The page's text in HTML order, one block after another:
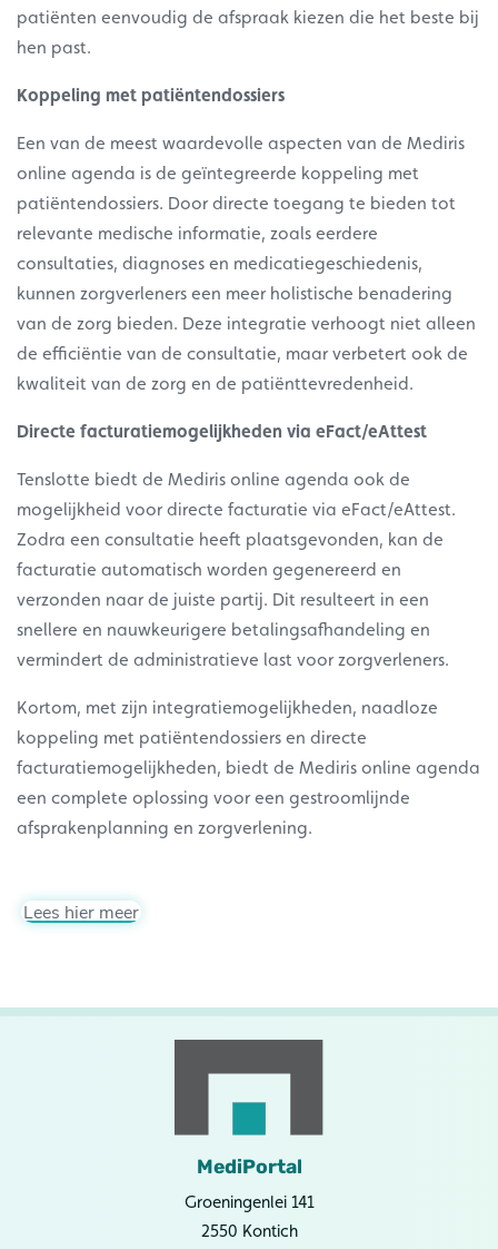
patiënten eenvoudig de afspraak kiezen die het beste bij
hen past.
Koppeling met patiëntendossiers
Een van de meest waardevolle aspecten van de Mediris
online agenda is de geïntegreerde koppeling met
patiëntendossiers. Door directe toegang te bieden tot
relevante medische informatie, zoals eerdere
consultaties, diagnoses en medicatiegeschiedenis,
kunnen zorgverleners een meer holistische benadering
van de zorg bieden. Deze integratie verhoogt niet alleen
de efficiëntie van de consultatie, maar verbetert ook de
kwaliteit van de zorg en de patiënttevredenheid.
Directe facturatiemogelijkheden via eFact/eAttest
Tenslotte biedt de Mediris online agenda ook de
mogelijkheid voor directe facturatie via eFact/eAttest.
Zodra een consultatie heeft plaatsgevonden, kan de
facturatie automatisch worden gegenereerd en
verzonden naar de juiste partij. Dit resulteert in een
snellere en nauwkeurigere betalingsafhandeling en
vermindert de administratieve last voor zorgverleners.
Kortom, met zijn integratiemogelijkheden, naadloze
koppeling met patiëntendossiers en directe
facturatiemogelijkheden, biedt de Mediris online agenda
een complete oplossing voor een gestroomlijnde
afsprakenplanning en zorgverlening.
Lees hier meer
MediPortal
Groeningenlei 141
2550 Kontich